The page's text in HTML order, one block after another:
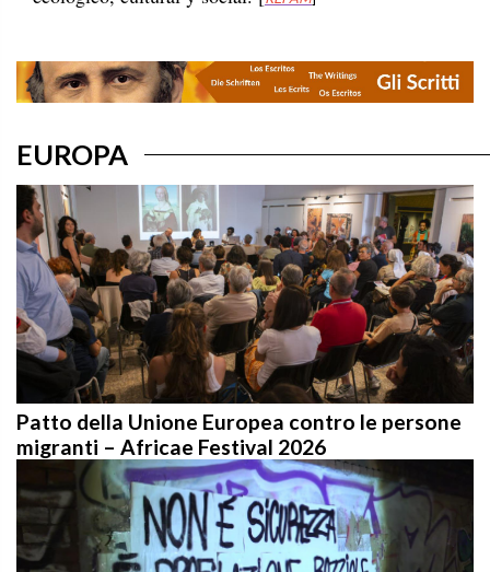
Patto della Unione Europea contro le persone
migranti – Africae Festival 2026